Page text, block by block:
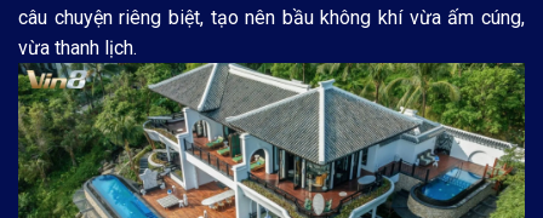
câu chuyện riêng biệt, tạo nên bầu không khí vừa ấm cúng,
vừa thanh lịch.